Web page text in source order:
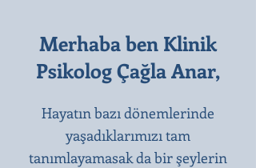
Merhaba ben Klinik
Psikolog Çağla Anar,
Hayatın bazı dönemlerinde
yaşadıklarımızı tam
tanımlayamasak da bir şeylerin